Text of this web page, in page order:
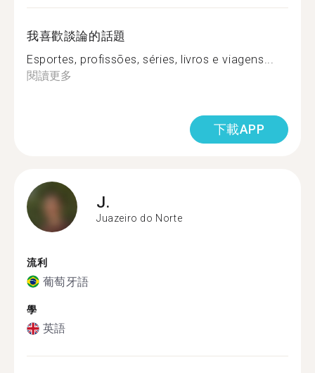
我喜歡談論的話題
Esportes, profissões, séries, livros e viagens...
閱讀更多
下載APP
J.
Juazeiro do Norte
流利
葡萄牙語
學
英語